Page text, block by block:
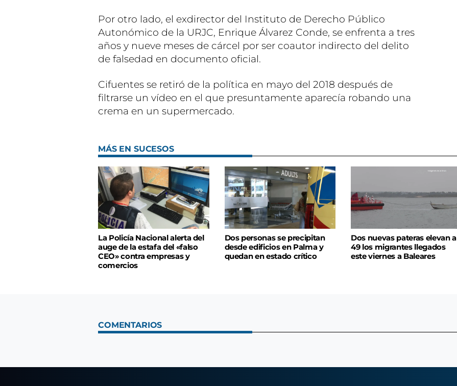
Por otro lado, el exdirector del Instituto de Derecho Público
Autonómico de la URJC, Enrique Álvarez Conde, se enfrenta a tres
años y nueve meses de cárcel por ser coautor indirecto del delito
de falsedad en documento oficial.
Cifuentes se retiró de la política en mayo del 2018 después de
filtrarse un vídeo en el que presuntamente aparecía robando una
crema en un supermercado.
MÁS EN SUCESOS
La Policía Nacional alerta del
auge de la estafa del «falso
CEO» contra empresas y
comercios
Dos personas se precipitan
desde edificios en Palma y
quedan en estado crítico
Dos nuevas pateras elevan a
49 los migrantes llegados
este viernes a Baleares
COMENTARIOS